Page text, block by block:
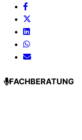
FACHBERATUNG